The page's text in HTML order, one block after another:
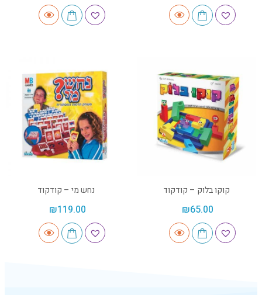
קוקו בלוק – קודקוד
₪65.00
נחש מי – קודקוד
₪119.00